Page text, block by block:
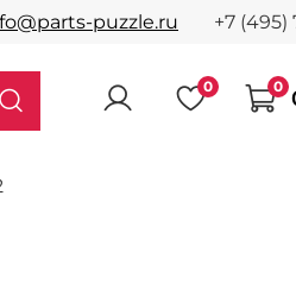
puzzle.ru +7 (495)
0 0